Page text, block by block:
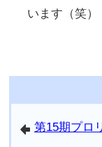
います（笑）
arrowleft 第15期プロ